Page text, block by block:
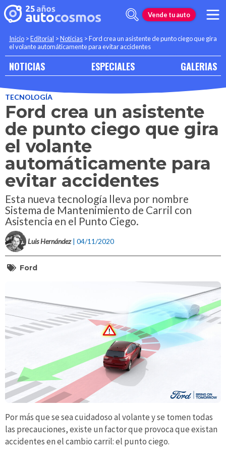
Vende tu auto
Inicio >Editorial >Noticias >Ford crea un asistente de punto ciego que gira
el volante automáticamente para evitar accidentes
NOTICIAS ESPECIALES GALERIAS
TECNOLOGÍA
Ford crea un asistente
de punto ciego que gira
el volante
automáticamente para
evitar accidentes
Esta nueva tecnología lleva por nombre
Sistema de Mantenimiento de Carril con
Asistencia en el Punto Ciego.
Luis Hernández | 04/11/2020
Ford
Por más que se sea cuidadoso al volante y se tomen todas
las precauciones, existe un factor que provoca que existan
accidentes en el cambio carril: el punto ciego.